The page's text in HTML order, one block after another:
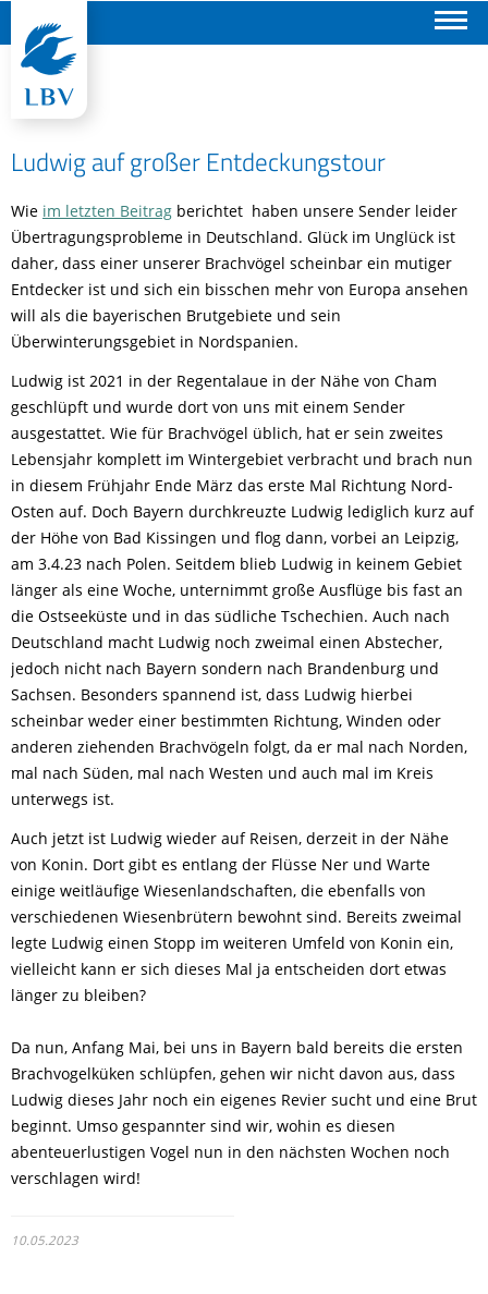
Ludwig auf großer Entdeckungstour
Wie im letzten Beitrag berichtet haben unsere Sender leider
Übertragungsprobleme in Deutschland. Glück im Unglück ist
daher, dass einer unserer Brachvögel scheinbar ein mutiger
Entdecker ist und sich ein bisschen mehr von Europa ansehen
will als die bayerischen Brutgebiete und sein
Überwinterungsgebiet in Nordspanien.
Ludwig ist 2021 in der Regentalaue in der Nähe von Cham
geschlüpft und wurde dort von uns mit einem Sender
ausgestattet. Wie für Brachvögel üblich, hat er sein zweites
Lebensjahr komplett im Wintergebiet verbracht und brach nun
in diesem Frühjahr Ende März das erste Mal Richtung Nord-
Osten auf. Doch Bayern durchkreuzte Ludwig lediglich kurz auf
der Höhe von Bad Kissingen und flog dann, vorbei an Leipzig,
am 3.4.23 nach Polen. Seitdem blieb Ludwig in keinem Gebiet
länger als eine Woche, unternimmt große Ausflüge bis fast an
die Ostseeküste und in das südliche Tschechien. Auch nach
Deutschland macht Ludwig noch zweimal einen Abstecher,
jedoch nicht nach Bayern sondern nach Brandenburg und
Sachsen. Besonders spannend ist, dass Ludwig hierbei
scheinbar weder einer bestimmten Richtung, Winden oder
anderen ziehenden Brachvögeln folgt, da er mal nach Norden,
mal nach Süden, mal nach Westen und auch mal im Kreis
unterwegs ist.
Auch jetzt ist Ludwig wieder auf Reisen, derzeit in der Nähe
von Konin. Dort gibt es entlang der Flüsse Ner und Warte
einige weitläufige Wiesenlandschaften, die ebenfalls von
verschiedenen Wiesenbrütern bewohnt sind. Bereits zweimal
legte Ludwig einen Stopp im weiteren Umfeld von Konin ein,
vielleicht kann er sich dieses Mal ja entscheiden dort etwas
länger zu bleiben?
Da nun, Anfang Mai, bei uns in Bayern bald bereits die ersten
Brachvogelküken schlüpfen, gehen wir nicht davon aus, dass
Ludwig dieses Jahr noch ein eigenes Revier sucht und eine Brut
beginnt. Umso gespannter sind wir, wohin es diesen
abenteuerlustigen Vogel nun in den nächsten Wochen noch
verschlagen wird!
10.05.2023